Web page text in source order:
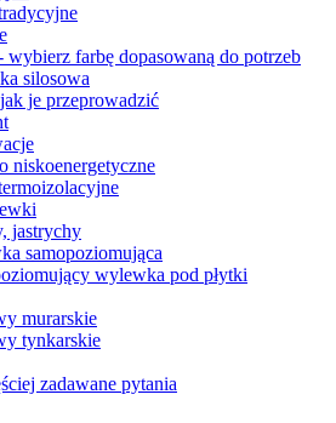
wybierz farbę dopasowaną do potrzeb
silosowa
je przeprowadzić
niskoenergetyczne
jastrychy
samopoziomująca
wylewka pod płytki
murarskie
tynkarskie
zadawane pytania